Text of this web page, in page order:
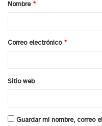
r
*
Nombre *
Correo electrónico *
Sitio web
Guardar mi nombre, correo